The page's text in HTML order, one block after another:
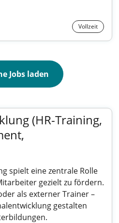
Vollzeit
Jobs laden
(HR-Training,
spielt eine zentrale Rolle
gezielt zu fördern.
als externer Trainer –
gestalten